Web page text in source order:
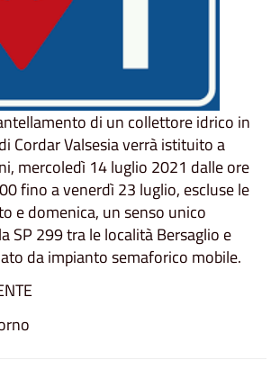
di un collettore idrico in
Cordar Valsesia verrà istituito a
mercoledì 14 luglio 2021 dalle ore
fino a venerdì 23 luglio, escluse le
e domenica, un senso unico
SP 299 tra le località Bersaglio e
da impianto semaforico mobile.